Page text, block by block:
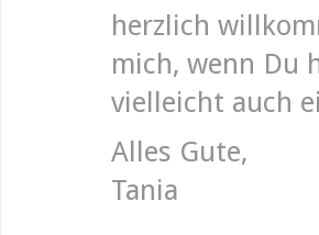
herzlich
mich, wenn Du
vielleicht auch
Alles Gute,
Tania